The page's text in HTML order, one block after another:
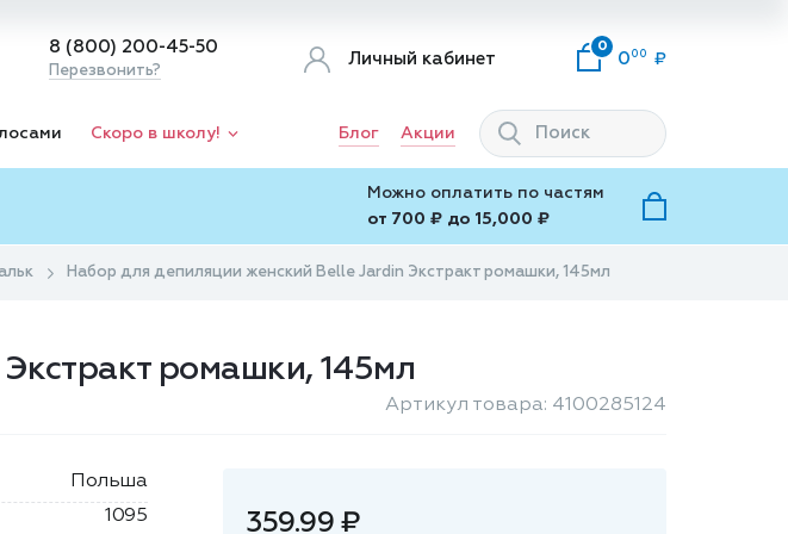
8 (800) 200-45-50
Перезвонить?
Личный кабинет
0
0 00
Скоро в школу! Блог Акции
Можно оплатить по частям
от 700 ₽ до 15,000 ₽
Набор для депиляции женский Belle Jardin Экстракт ромашки, 145мл
ромашки, 145мл
Артикул товара: 4100285124
Польша
1095 359.99 ₽